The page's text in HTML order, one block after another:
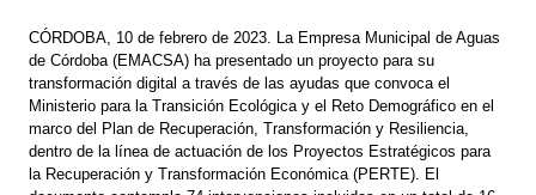
CÓRDOBA, 10 de febrero de 2023. La Empresa Municipal de Aguas
de Córdoba (EMACSA) ha presentado un proyecto para su
transformación digital a través de las ayudas que convoca el
Ministerio para la Transición Ecológica y el Reto Demográfico en el
marco del Plan de Recuperación, Transformación y Resiliencia,
dentro de la línea de actuación de los Proyectos Estratégicos para
la Recuperación y Transformación Económica (PERTE). El